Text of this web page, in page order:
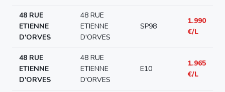
48 RUE
ETIENNE
D'ORVES
48 RUE
ETIENNE
D'ORVES
SP98
1.990
€/L
48 RUE
ETIENNE
D'ORVES
48 RUE
ETIENNE
D'ORVES
E10
1.965
€/L